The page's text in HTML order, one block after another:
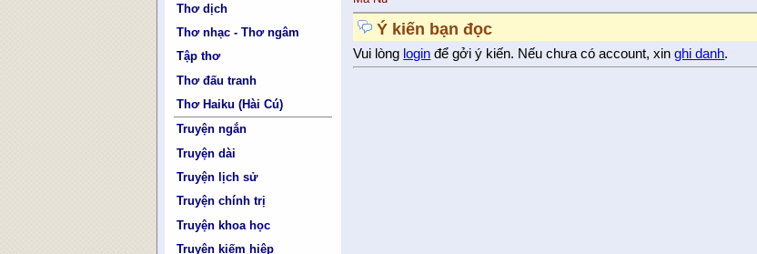
Thơ dịch
Thơ nhạc - Thơ ngâm
Tập thơ
Thơ đấu tranh
Thơ Haiku (Hài Cú)
Truyện ngắn
Truyện dài
Truyện lịch sử
Truyện chính trị
Truyện khoa học
Truyện kiếm hiệp
Ý kiến bạn đọc
Vui lòng login để gởi ý kiến. Nếu chưa có account, xinghi danh.